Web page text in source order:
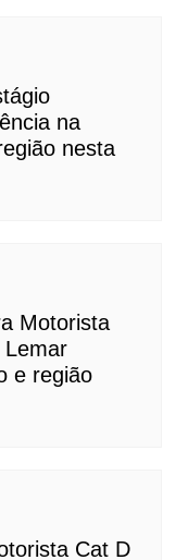
na
nesta
Motorista
Lemar
e região
Cat D